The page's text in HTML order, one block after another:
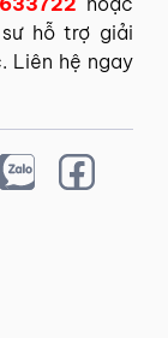
hỗ trợ giải
Liên hệ ngay